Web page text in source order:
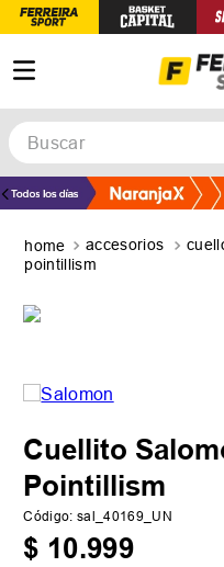
Buscar
TÉRMINOS MÁS
2.
basquet
accesorios
pointillism
Cuellito
Pointillism
Código: sal_40169_UN
$ 10.999